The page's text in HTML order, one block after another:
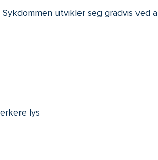
utvikler seg gradvis ved
lys